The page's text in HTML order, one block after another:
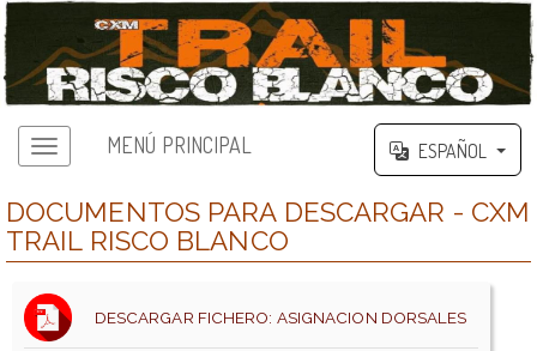
MENÚ PRINCIPAL ESPAÑOL
DOCUMENTOS PARA DESCARGAR - CXM
TRAIL RISCO BLANCO
DESCARGAR FICHERO: ASIGNACION DORSALES